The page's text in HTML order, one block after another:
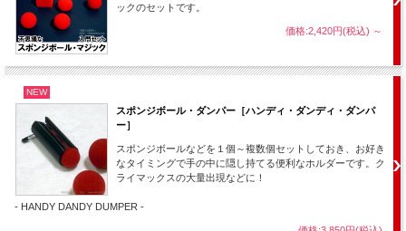
ックのセットです。
価格:2,420円(税込) ～
NEW
スポンジボール・ダンパー［ハンディ・ダンディ・ダンパ
ー］
スポンジボールなどを１個～複数個セットしておき、お好き
なタイミングで手の中に隠し持てる便利なホルダーです。ク
ライマックスの大量出現などに！
- HANDY DANDY DUMPER -